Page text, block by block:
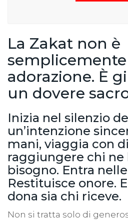
La Zakat non è
semplicemente
adorazione. È
un dovere
Inizia nel silenzio
un’intenzione
mani, viaggia con
raggiungere chi ne
bisogno. Entra
Restituisce onore.
dona sia chi riceve.
Non si tratta solo di